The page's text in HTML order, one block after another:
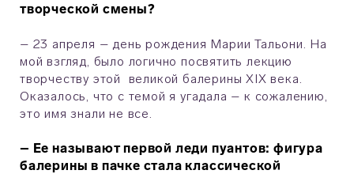
творческой смены?
– 23 апреля – день рождения Марии Тальони. На
мой взгляд, было логично посвятить лекцию
творчеству этой великой балерины XIX века.
Оказалось, что с темой я угадала – к сожалению,
это имя знали не все.
– Ее называют первой леди пуантов: фигура
балерины в пачке стала классической